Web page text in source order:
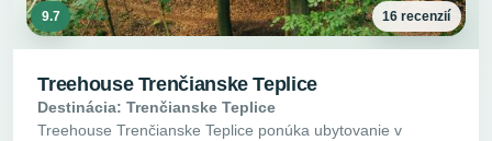
9.7 16 recenzií
Treehouse Trenčianske Teplice
Destinácia: Trenčianske Teplice
Treehouse Trenčianske Teplice ponúka ubytovanie v